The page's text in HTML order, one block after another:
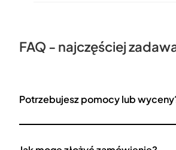
FAQ - najczęściej
Potrzebujesz pomocy lub